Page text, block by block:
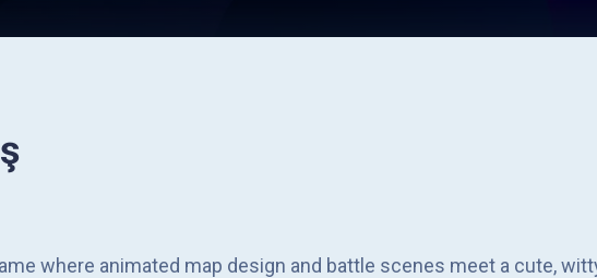
where animated map design and battle scenes meet a cute,